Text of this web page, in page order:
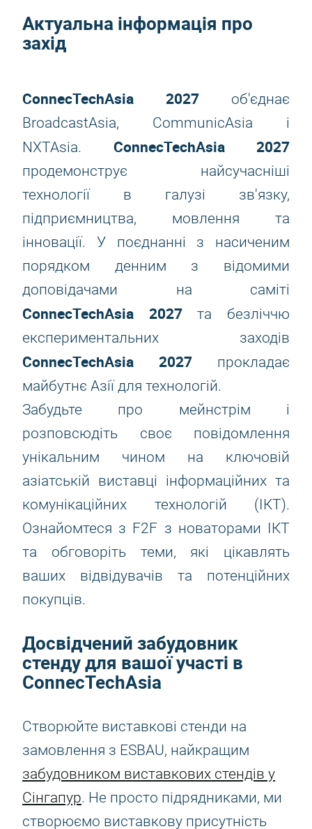
Актуальна інформація про
захід
ConnecTechAsia 2027 об'єднає
BroadcastAsia, CommunicAsia і
NXTAsia. ConnecTechAsia 2027
продемонструє найсучасніші
технології в галузі зв'язку,
підприємництва, мовлення та
інновації. У поєднанні з насиченим
порядком денним з відомими
доповідачами на саміті
ConnecTechAsia 2027та безліччю
експериментальних заходів
ConnecTechAsia 2027 прокладає
майбутнє Азії для технологій.
Забудьте про мейнстрім і
розповсюдіть своє повідомлення
унікальним чином на ключовій
азіатській виставці інформаційних та
комунікаційних технологій (ІКТ).
Ознайомтеся з F2F з новаторами ІКТ
та обговоріть теми, які цікавлять
ваших відвідувачів та потенційних
покупців.
Досвідчений забудовник
стенду для вашої участі в
ConnecTechAsia
Створюйте виставкові стенди на
замовлення з ESBAU, найкращим
забудовником виставкових стендів у
Сінгапур. Не просто підрядниками, ми
створюємо виставкову присутність